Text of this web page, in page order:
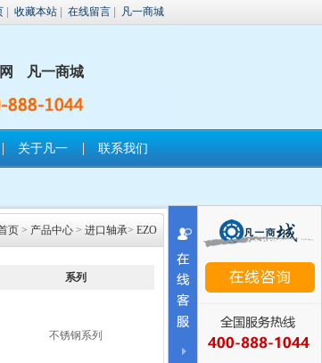
收藏本站 在线留言 凡一商城
凡一商城
关于凡一 联系我们
页 > 产品中心 > 进口轴承> EZO
系列
不锈钢系列